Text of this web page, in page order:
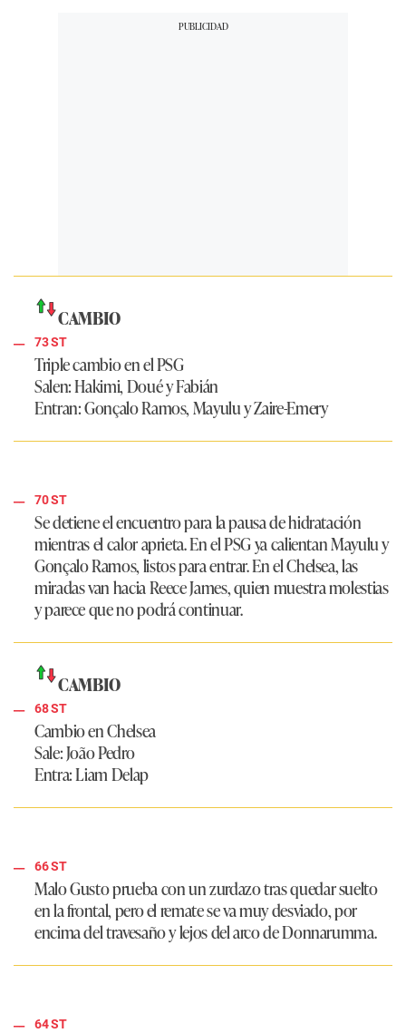
CAMBIO
73 ST
Triple cambio en el PSG
Salen:Hakimi, Doué y Fabián
Entran:Gonçalo Ramos, Mayulu y Zaire-Emery
70 ST
Se detiene el encuentro para la pausa de hidratación
mientras el calor aprieta. En el PSG ya calientan Mayulu y
Gonçalo Ramos, listos para entrar. En el Chelsea, las
miradas van hacia Reece James, quien muestra molestias
y parece que no podrá continuar.
CAMBIO
68 ST
Cambio en Chelsea
Sale:João Pedro
Entra:Liam Delap
66 ST
Malo Gusto prueba con un zurdazo tras quedar suelto
en la frontal, pero el remate se va muy desviado, por
encima del travesaño y lejos del arco de Donnarumma.
64 ST